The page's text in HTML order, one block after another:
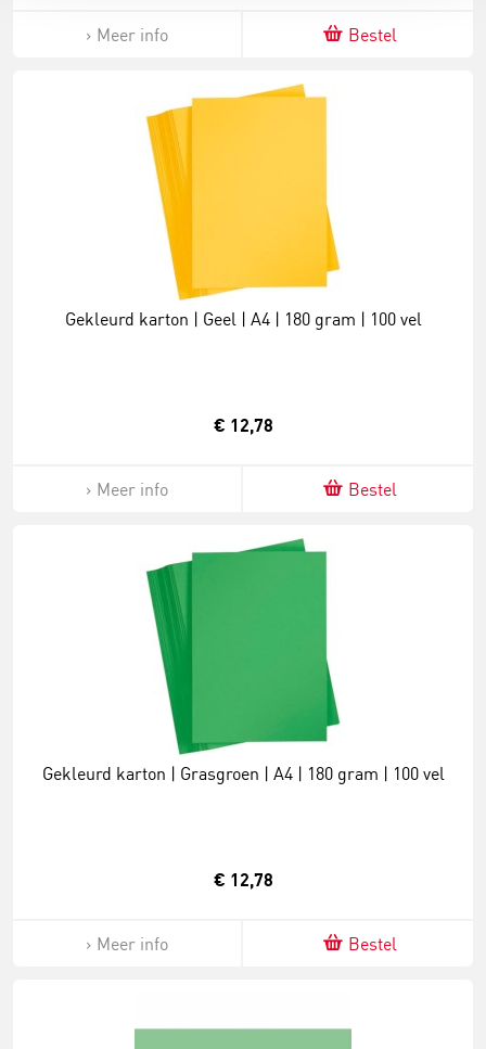
Meer info Bestel
Gekleurd karton | Geel | A4 | 180 gram | 100 vel
€ 12,78
Meer info Bestel
Gekleurd karton | Grasgroen | A4 | 180 gram | 100 vel
€ 12,78
Meer info Bestel